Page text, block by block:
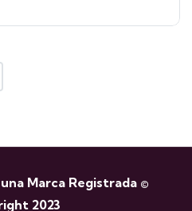
Marca Registrada ©
2023